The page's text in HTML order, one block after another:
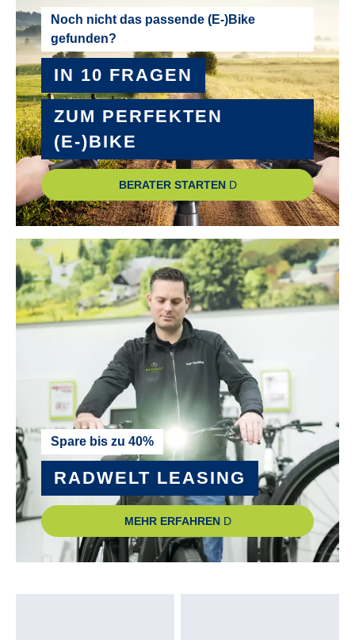
MOTOR-LEISTUNG :
85 Nm
MOTOR-TYP :
Bosch Performance Line CX GEN5 smart System
MOTOR-UNTERSTÜTZUNG :
bis 25 km/h
NABE SCHALTUNGSART :
Shimano Cues RD-U6000
PEDALE :
wellgo C-211
RADGRÖSSE :
RAHMEN :
Aluminium
RAHMENGRÖSSE :
45 cm, 50 cm, 55 cm
Noch nicht das passende (E-)Bike
gefunden?
IN 10 FRAGEN
ZUM PERFEKTEN
(E-)BIKE
BERATER STARTEN
Spare bis zu 40%
RADWELT LEASING
MEHR ERFAHREN